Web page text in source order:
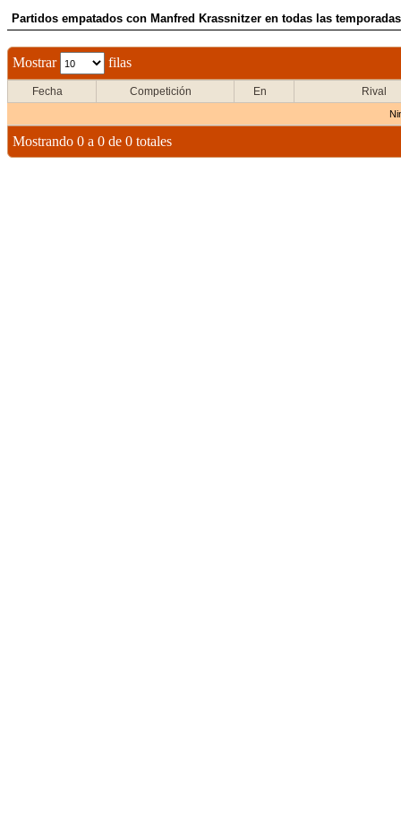
Partidos empatados con Manfred Krassnitzer en todas las
Mostrar filas
Fecha Competición En Rival
Mostrando 0 a 0 de 0 totales